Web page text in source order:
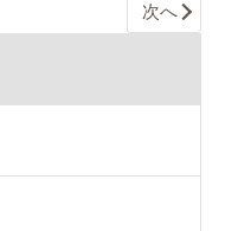
次へ